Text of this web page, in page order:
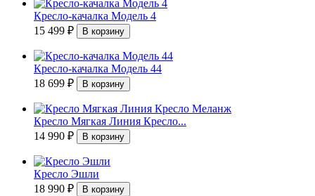
Кресло-качалка Модель 4
15 499 ₽
Кресло-качалка Модель 44
18 699 ₽
Кресло Мягкая Линия Кресло...
14 990 ₽
Кресло Эшли
18 990 ₽